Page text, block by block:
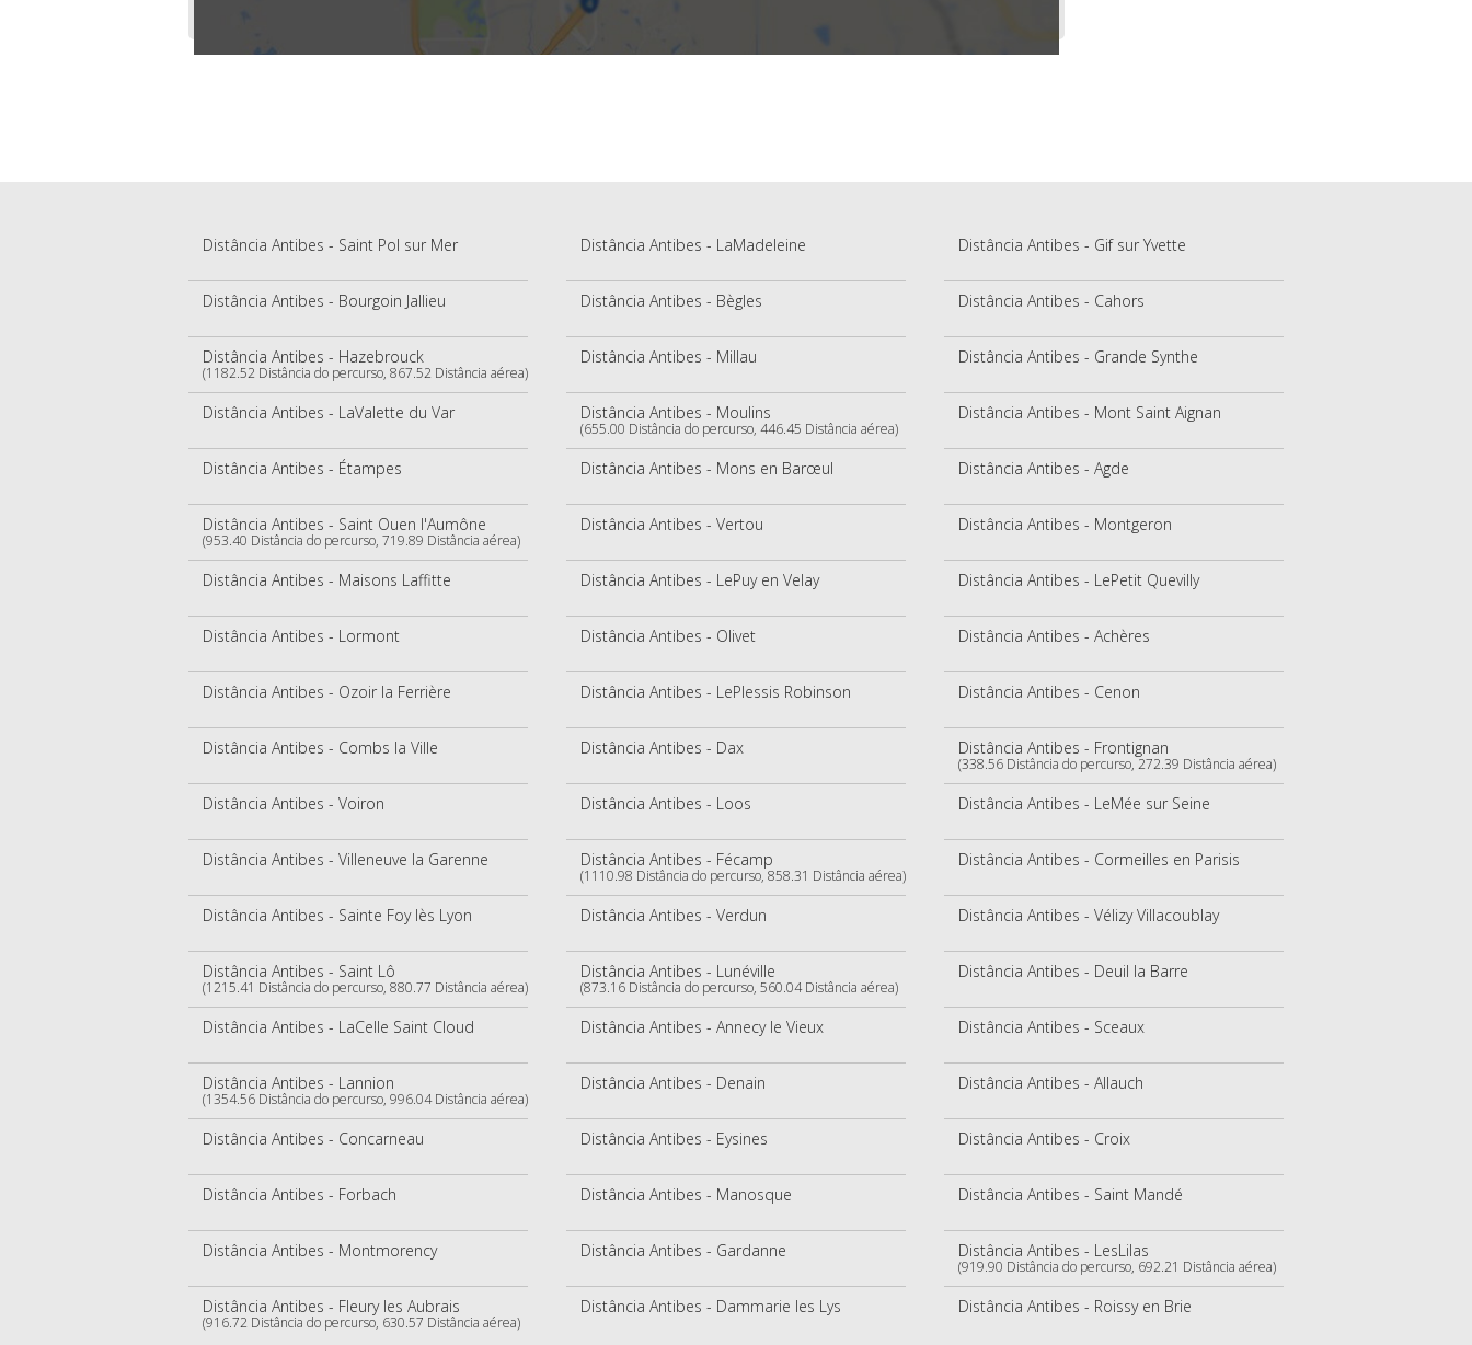
Distância Antibes - Saint Pol sur Mer Distância Antibes - LaMadeleine Distância Antibes - Gif sur Yvette
Distância Antibes - Bourgoin Jallieu Distância Antibes - Bègles Distância Antibes - Cahors
Distância Antibes - Hazebrouck
(1182.52 Distância do percurso, 867.52 Distância aérea)
Distância Antibes - Millau Distância Antibes - Grande Synthe
Distância Antibes - LaValette du Var Distância Antibes - Moulins
(655.00 Distância do percurso, 446.45 Distância aérea)
Distância Antibes - Mont Saint Aignan
Distância Antibes - Étampes Distância Antibes - Mons en Barœul Distância Antibes - Agde
Distância Antibes - Saint Ouen l'Aumône
(953.40 Distância do percurso, 719.89 Distância aérea)
Distância Antibes - Vertou Distância Antibes - Montgeron
Distância Antibes - Maisons Laffitte Distância Antibes - LePuy en Velay Distância Antibes - LePetit Quevilly
Distância Antibes - Lormont Distância Antibes - Olivet Distância Antibes - Achères
Distância Antibes - Ozoir la Ferrière Distância Antibes - LePlessis Robinson Distância Antibes - Cenon
Distância Antibes - Combs la Ville Distância Antibes - Dax Distância Antibes - Frontignan
(338.56 Distância do percurso, 272.39 Distância aérea)
Distância Antibes - Voiron Distância Antibes - Loos Distância Antibes - LeMée sur Seine
Distância Antibes - Villeneuve la Garenne Distância Antibes - Fécamp
(1110.98 Distância do percurso, 858.31 Distância aérea)
Distância Antibes - Cormeilles en Parisis
Distância Antibes - Sainte Foy lès Lyon Distância Antibes - Verdun Distância Antibes - Vélizy Villacoublay
Distância Antibes - Saint Lô
(1215.41 Distância do percurso, 880.77 Distância aérea)
Distância Antibes - Lunéville
(873.16 Distância do percurso, 560.04 Distância aérea)
Distância Antibes - Deuil la Barre
Distância Antibes - LaCelle Saint Cloud Distância Antibes - Annecy le Vieux Distância Antibes - Sceaux
Distância Antibes - Lannion
(1354.56 Distância do percurso, 996.04 Distância aérea)
Distância Antibes - Denain Distância Antibes - Allauch
Distância Antibes - Concarneau Distância Antibes - Eysines Distância Antibes - Croix
Distância Antibes - Forbach Distância Antibes - Manosque Distância Antibes - Saint Mandé
Distância Antibes - Montmorency Distância Antibes - Gardanne Distância Antibes - LesLilas
(919.90 Distância do percurso, 692.21 Distância aérea)
Distância Antibes - Fleury les Aubrais
(916.72 Distância do percurso, 630.57 Distância aérea)
Distância Antibes - Dammarie les Lys Distância Antibes - Roissy en Brie